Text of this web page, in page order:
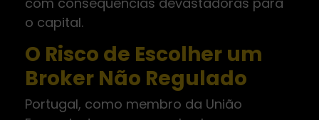
o capital.
O Risco de Escolher um
Broker Não Regulado
Portugal, como membro da União